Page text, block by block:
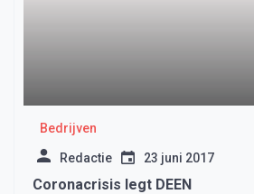
Bedrijven
Redactie 23 juni 2017
Coronacrisis legt DEEN